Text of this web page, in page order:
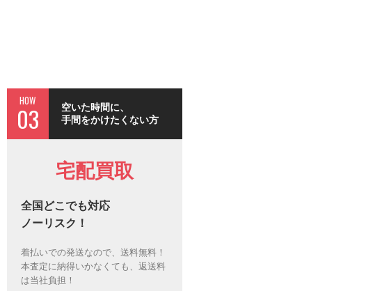
HOW
03
空いた時間に、
手間をかけたくない方
宅配買取
全国どこでも対応
ノーリスク！
着払いでの発送なので、送料無料！
本査定に納得いかなくても、返送料
は当社負担！